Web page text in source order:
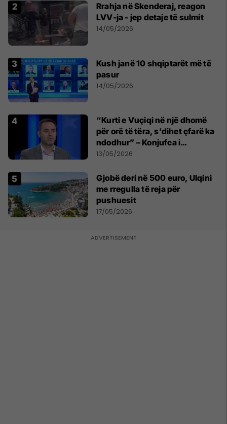
Rrahja në Skenderaj, reagon
LVV-ja - jep detaje të sulmit
14/05/2026
Kush janë 10 shqiptarët më të
pasur
14/05/2026
“Kurti e Vuçiqi në një dhomë
për orë të tëra, s’dihet çfarë ka
ndodhur” – Konjufca i
përgjigjet Osmanit
13/05/2026
Gjobë deri në 500 euro, Ulqini
me rregulla të reja për
pushuesit
17/05/2026